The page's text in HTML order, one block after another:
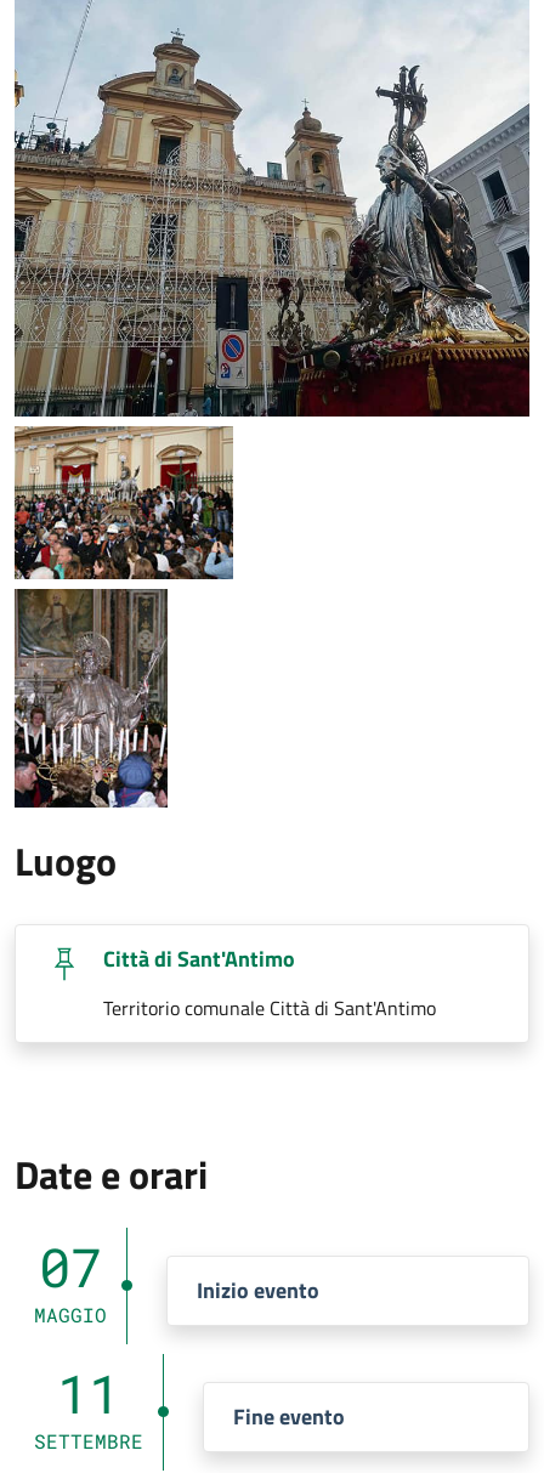
Luogo
Città di Sant'Antimo
Territorio comunale Città di Sant'Antimo
Date e orari
07
MAGGIO
Inizio evento
11
SETTEMBRE
Fine evento